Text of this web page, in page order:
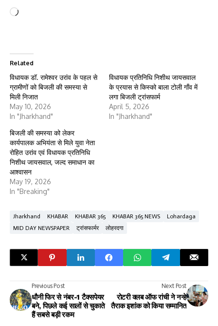
Loading…
Related
विधायक डॉ. रामेश्वर उरांव के पहल से
ग्रामीणों को बिजली की समस्या से
मिली निजात
May 10, 2026
In "Jharkhand"
विधायक प्रतिनिधि निशीथ जायसवाल
के प्रयास से किस्को बाला टोली गाँव में
लगा बिजली ट्रांसफार्म
April 5, 2026
In "Jharkhand"
बिजली की समस्या को लेकर
कार्यपालक अभियंता से मिले युवा नेता
रोहित उरांव एवं विधायक प्रतिनिधि
निशीथ जायसवाल, जल्द समाधान का
आश्वासन
May 19, 2026
In "Breaking"
Jharkhand KHABAR KHABAR 365 KHABAR 365 NEWS
Lohardaga
MID DAY NEWSPAPER
ट्रांसफार्मर लोहरदगा
Previous Post
धौनी फिर से नंबर-1 टैक्सपेयर
बने, पिछले कई सालों से चुकाते
हैं सबसे बड़ी रकम
Next Post
रोटरी क्लब ऑफ रांची ने नन्हे
तैराक इशांक को किया सम्मानित